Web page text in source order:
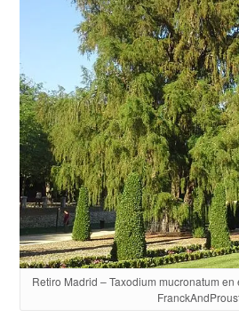
Retiro Madrid – Taxodium mucronatum